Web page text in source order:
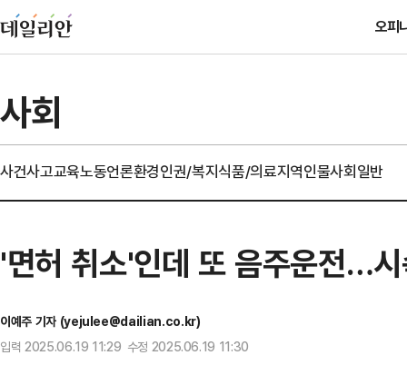
오피
사회
사건사고교육노동언론환경인권/복지식품/의료지역인물사회일반
'면허 취소'인데 또 음주운전…
이예주 기자 (yejulee@dailian.co.kr)
입력 2025.06.19 11:29 수정 2025.06.19 11:30